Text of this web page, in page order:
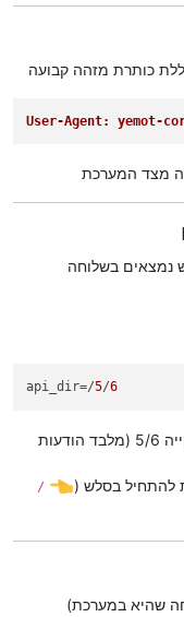
כותרת מזהה קבועה
User-Agent: yemot-
מצד המערכת
נמצאים בשלוחה
api_dir=/5/6
בדוגמה, הקבצים שיופעלו הם הקבצים שבתיקייה 5/6 (מלבד הודעות
להתחיל בסלש ( /
שהיא במערכת)